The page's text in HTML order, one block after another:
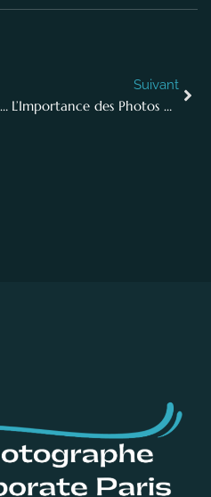
L’art de l’impression professionnelle : Séances photo pour notre équipe Ressources Humaines
Suivant
L’Importance des Photos de Qualité pour le Site Web de Votre Entreprise